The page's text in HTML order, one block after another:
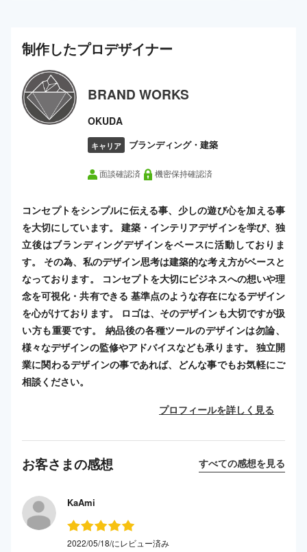
制作したプロデザイナー
BRAND WORKS
OKUDA
キャリア ブランディング・建築
面談確認済 機密保持確認済
コンセプトをシンプルに伝える事、少しの遊び心を加える事
を大切にしています。 建築・インテリアデザインを学び、独
立後はブランディングデザインをベースに活動しておりま
す。 その為、私のデザイン思考は建築的な考え方がベースと
なっております。 コンセプトを大切にビジネスへの想いや理
念を可視化・共有できる 基準点のような存在になるデザイン
を心がけております。 ロゴは、そのデザインも大切ですが扱
い方も重要です。 納品後の各種ツールのデザインは勿論、
様々なデザインの監修やアドバイスなども承ります。 独立開
業に関わるデザインの事であれば、どんな事でもお気軽にご
相談ください。
プロフィールを詳しく見る
お客さまの感想 すべての感想を見る
KaAmi
2022/05/18/にレビュー済み